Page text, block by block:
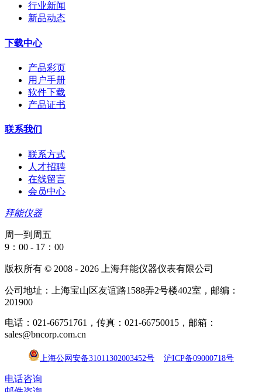
行业新闻
新品动态
下载中心
产品彩页
用户手册
软件下载
产品证书
联系我们
联系方式
人才招聘
在线留言
会员中心
拜能仪器
周一到周五
9：00 - 17：00
版权所有 © 2008 - 2026 上海拜能仪器仪表有限公司
公司地址：上海宝山区友谊路1588弄2号楼402室，邮编：
201900
电话：021-66751761，传真：021-66750015，邮箱：
sales@bncorp.com.cn
上海公网安备31011302003452号 沪ICP备09000718号
电话咨询